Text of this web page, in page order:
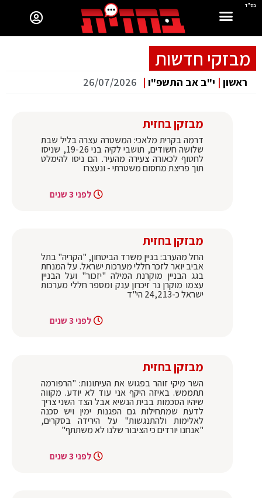
בס"ד
מבזקי חדשות
ראשון | י"ב אב התשפ"ו |
26/07/2026
מבזקן בחזית
דרמה בקרית מלאכי: המשטרה עצרה בליל שבת
שלושה חשודים, תושבי לקיה בני 19-26, שניסו
לחטוף לכאורה צעירה מהעיר. הם ניסו להימלט
תוך פריצת מחסום משטרתי - ונעצרו
לפני 3 שנים
מבזקן בחזית
החל מהערב: בניין משרד הביטחון, "הקריה" בתל
אביב יואר לזכר חללי מערכות ישראל. על המנחת
בגג הבניין מוקרנת המילה "יזכור" ועל הבניין
עצמו מוקרן נר זיכרון ענק ומספר חללי מערכות
ישראל כ-24,213 הי"ד
לפני 3 שנים
מבזקן בחזית
השר מיקי זוהר בפגוש את העיתונות: "הרפורמה
תתממש. באיזה היקף אני עוד לא יודע. מקווה
שיהיו הסכמות בבית הנשיא אבל הצד השני צריך
לדעת שמתחילות גם הפגנות ימין ויש סכנה
לאלימות ולהתנגשות" על הירידה בסקרים,
"אנחנו יורדים כי הציבור שלנו לא משתתף"
לפני 3 שנים